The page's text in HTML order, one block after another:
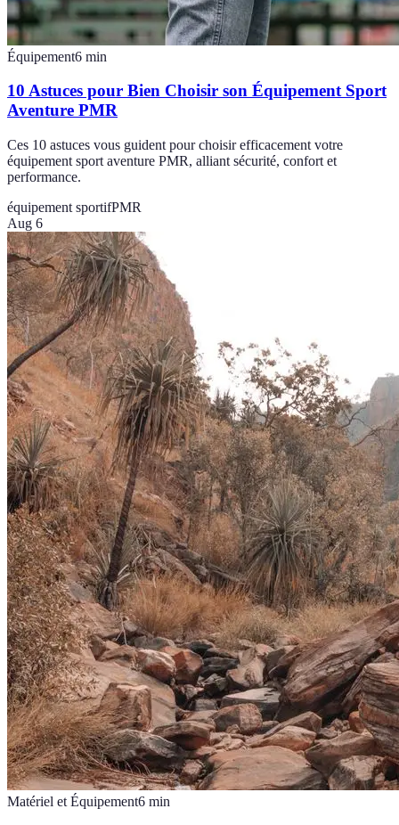
Équipement6 min
10 Astuces pour Bien Choisir son Équipement Sport
Aventure PMR
Ces 10 astuces vous guident pour choisir efficacement votre
équipement sport aventure PMR, alliant sécurité, confort et
performance.
équipement sportifPMR
Aug 6
Matériel et Équipement6 min